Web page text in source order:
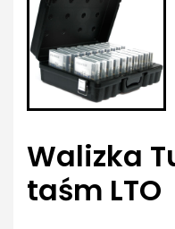
Walizka
taśm LTO